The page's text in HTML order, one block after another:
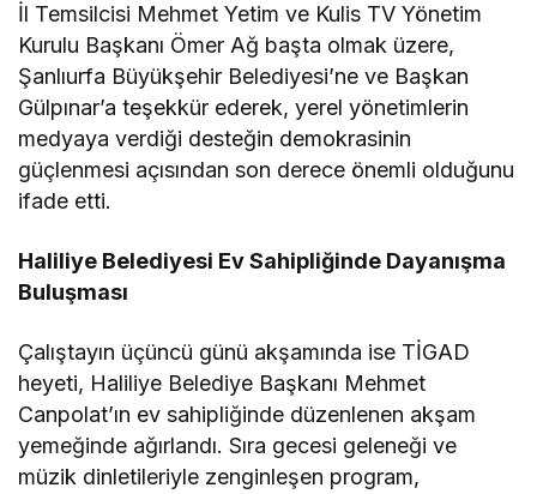
İl Temsilcisi Mehmet Yetim ve Kulis TV Yönetim
Kurulu Başkanı Ömer Ağ başta olmak üzere,
Şanlıurfa Büyükşehir Belediyesi’ne ve Başkan
Gülpınar’a teşekkür ederek, yerel yönetimlerin
medyaya verdiği desteğin demokrasinin
güçlenmesi açısından son derece önemli olduğunu
ifade etti.
Haliliye Belediyesi Ev Sahipliğinde Dayanışma
Buluşması
Çalıştayın üçüncü günü akşamında ise TİGAD
heyeti, Haliliye Belediye Başkanı Mehmet
Canpolat’ın ev sahipliğinde düzenlenen akşam
yemeğinde ağırlandı. Sıra gecesi geleneği ve
müzik dinletileriyle zenginleşen program,